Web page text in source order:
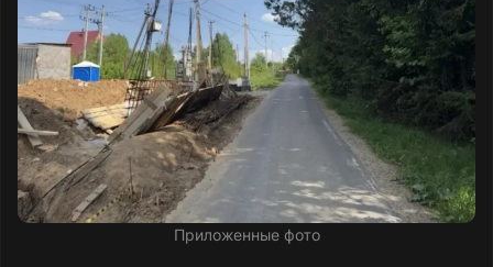
Приложенные фото